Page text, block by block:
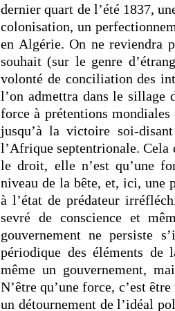
dernier quart de l’été 1837,
colonisation, un
en Algérie. On ne reviendra
souhait (sur le genre
volonté de conciliation des
l’on admettra dans le sillage
force à prétentions
jusqu’à la victoire soi-
l’Afrique septentrionale. Cela
le droit, elle n’est qu’une
niveau de la bête, et, ici, une
à l’état de prédateur
sevré de conscience et
gouvernement ne persiste
périodique des éléments de
même un gouvernement,
N’être qu’une force, c’est
un détournement de l’idéal